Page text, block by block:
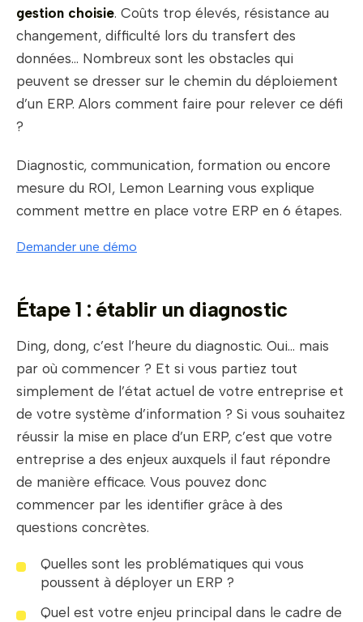
gestion choisie. Coûts trop élevés, résistance au
changement, difficulté lors du transfert des
données… Nombreux sont les obstacles qui
peuvent se dresser sur le chemin du déploiement
d’un ERP. Alors comment faire pour relever ce défi
?
Diagnostic, communication, formation ou encore
mesure du ROI, Lemon Learning vous explique
comment mettre en place votre ERP en 6 étapes.
Demander une démo
Étape 1 : établir un diagnostic
Ding, dong, c’est l’heure du diagnostic. Oui… mais
par où commencer ? Et si vous partiez tout
simplement de l’état actuel de votre entreprise et
de votre système d’information ? Si vous souhaitez
réussir la mise en place d’un ERP, c’est que votre
entreprise a des enjeux auxquels il faut répondre
de manière efficace. Vous pouvez donc
commencer par les identifier grâce à des
questions concrètes.
Quelles sont les problématiques qui vous
poussent à déployer un ERP ?
Quel est votre enjeu principal dans le cadre de